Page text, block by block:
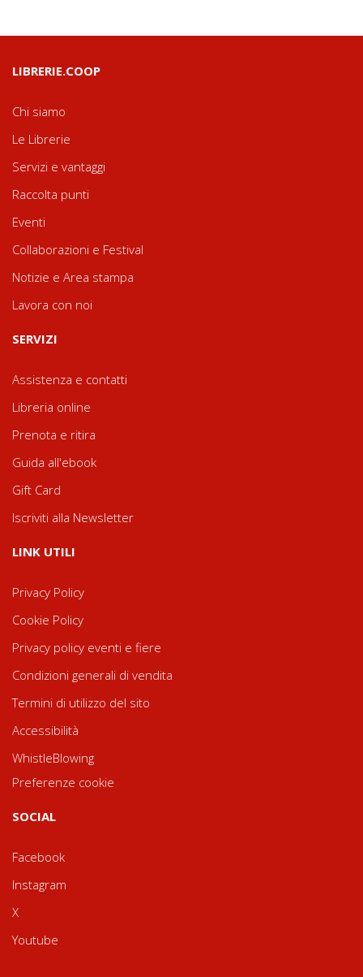
LIBRERIE.COOP
Chi siamo
Le Librerie
Servizi e vantaggi
Raccolta punti
Eventi
Collaborazioni e Festival
Notizie e Area stampa
Lavora con noi
SERVIZI
Assistenza e contatti
Libreria online
Prenota e ritira
Guida all'ebook
Gift Card
Iscriviti alla Newsletter
LINK UTILI
Privacy Policy
Cookie Policy
Privacy policy eventi e fiere
Condizioni generali di vendita
Termini di utilizzo del sito
Accessibilità
WhistleBlowing
Preferenze cookie
SOCIAL
Facebook
Instagram
X
Youtube